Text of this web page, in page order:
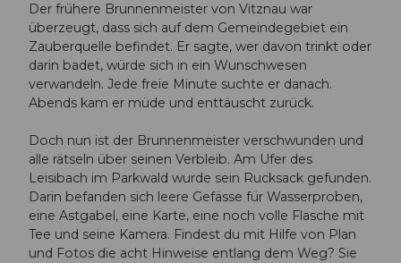
Der frühere Brunnenmeister von Vitznau war
überzeugt, dass sich auf dem Gemeindegebiet ein
Zauberquelle befindet. Er sagte, wer davon trinkt oder
darin badet, würde sich in ein Wunschwesen
verwandeln. Jede freie Minute suchte er danach.
Abends kam er müde und enttäuscht zurück.
Doch nun ist der Brunnenmeister verschwunden und
alle rätseln über seinen Verbleib. Am Ufer des
Leisibach im Parkwald wurde sein Rucksack gefunden.
Darin befanden sich leere Gefässe für Wasserproben,
eine Astgabel, eine Karte, eine noch volle Flasche mit
Tee und seine Kamera. Findest du mit Hilfe von Plan
und Fotos die acht Hinweise entlang dem Weg? Sie